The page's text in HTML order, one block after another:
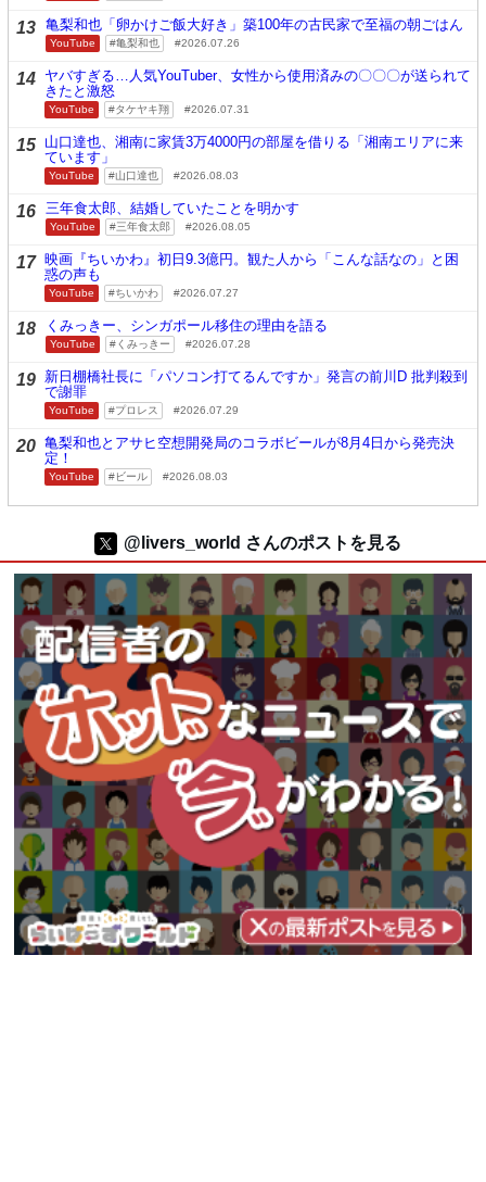
13 亀梨和也「卵かけご飯大好き」築100年の古民家で至福の朝ごはん
YouTube 亀梨和也 2026.07.26
14 ヤバすぎる…人気YouTuber、女性から使用済みの〇〇〇が送られて
きたと激怒
YouTube タケヤキ翔 2026.07.31
15 山口達也、湘南に家賃3万4000円の部屋を借りる「湘南エリアに来
ています」
YouTube 山口達也 2026.08.03
16 三年食太郎、結婚していたことを明かす
YouTube 三年食太郎 2026.08.05
17 映画『ちいかわ』初日9.3億円。観た人から「こんな話なの」と困
惑の声も
YouTube ちいかわ 2026.07.27
18 くみっきー、シンガポール移住の理由を語る
YouTube くみっきー 2026.07.28
19 新日棚橋社長に「パソコン打てるんですか」発言の前川D 批判殺到
で謝罪
YouTube プロレス 2026.07.29
20 亀梨和也とアサヒ空想開発局のコラボビールが8月4日から発売決
定！
YouTube ビール 2026.08.03
@livers_world さんのポストを見る